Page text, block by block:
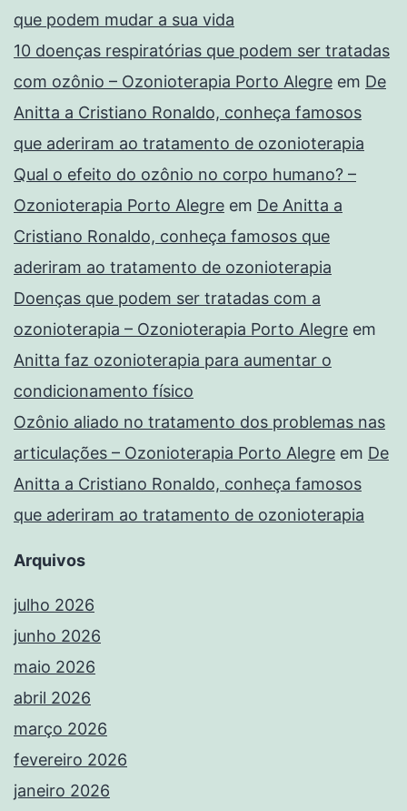
que podem mudar a sua vida
10 doenças respiratórias que podem ser tratadas
com ozônio – Ozonioterapia Porto Alegre em De
Anitta a Cristiano Ronaldo, conheça famosos
que aderiram ao tratamento de ozonioterapia
Qual o efeito do ozônio no corpo humano? –
Ozonioterapia Porto Alegre em De Anitta a
Cristiano Ronaldo, conheça famosos que
aderiram ao tratamento de ozonioterapia
Doenças que podem ser tratadas com a
ozonioterapia – Ozonioterapia Porto Alegre em
Anitta faz ozonioterapia para aumentar o
condicionamento físico
Ozônio aliado no tratamento dos problemas nas
articulações – Ozonioterapia Porto Alegre em De
Anitta a Cristiano Ronaldo, conheça famosos
que aderiram ao tratamento de ozonioterapia
Arquivos
julho 2026
junho 2026
maio 2026
abril 2026
março 2026
fevereiro 2026
janeiro 2026